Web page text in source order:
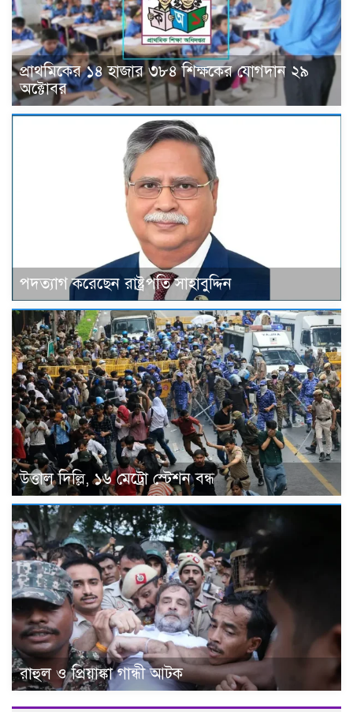
প্রাথমিকের ১৪ হাজার ৩৮৪ শিক্ষকের যোগদান ২৯
অক্টোবর
পদত্যাগ করেছেন রাষ্ট্রপতি সাহাবুদ্দিন
উত্তাল দিল্লি, ১৬ মেট্রো স্টেশন বন্ধ
রাহুল ও প্রিয়াঙ্কা গান্ধী আটক